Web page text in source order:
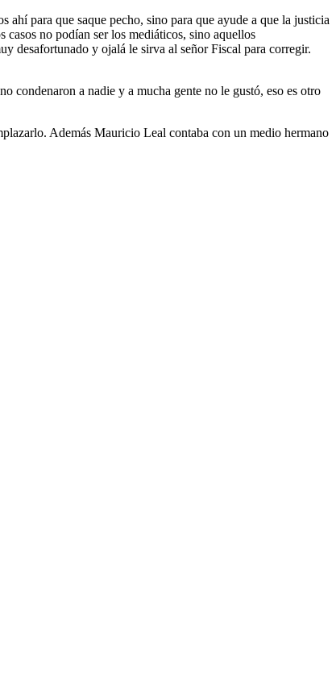
ahí para que saque pecho, sino para que ayude a que la justicia
no podían ser los mediáticos, sino aquellos
desafortunado y ojalá le sirva al señor Fiscal para corregir.
condenaron a nadie y a mucha gente no le gustó, eso es otro
Además Mauricio Leal contaba con un medio hermano